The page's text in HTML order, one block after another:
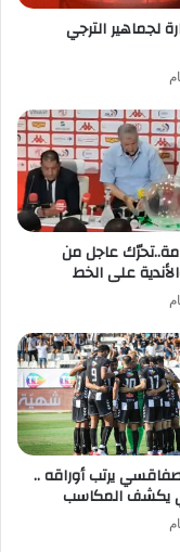
لجماهير الترجي
عاجل من
على الخط
يرتب أوراقه ..
يكشف المكاسب